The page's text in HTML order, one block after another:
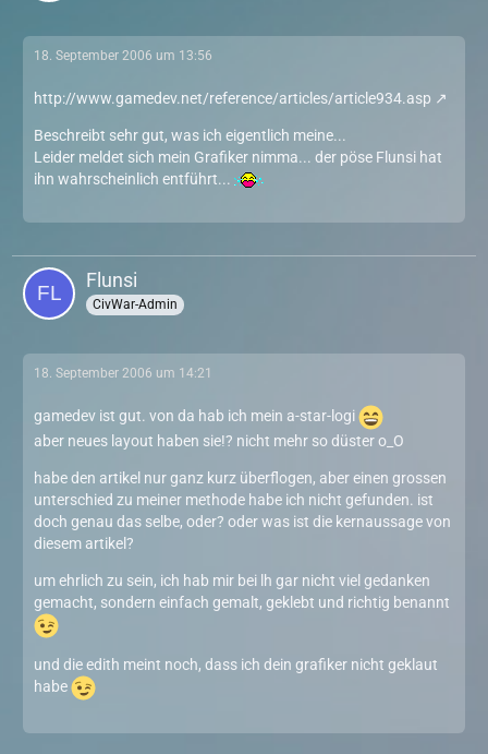
18. September 2006 um 13:56
http://www.gamedev.net/reference/articles/article934.asp
Beschreibt sehr gut, was ich eigentlich meine...
Leider meldet sich mein Grafiker nimma... der pöse Flunsi hat
ihn wahrscheinlich entführt...
Flunsi
CivWar-Admin
18. September 2006 um 14:21
gamedev ist gut. von da hab ich mein a-star-logi
aber neues layout haben sie!? nicht mehr so düster o_O
habe den artikel nur ganz kurz überflogen, aber einen grossen
unterschied zu meiner methode habe ich nicht gefunden. ist
doch genau das selbe, oder? oder was ist die kernaussage von
diesem artikel?
um ehrlich zu sein, ich hab mir bei lh gar nicht viel gedanken
gemacht, sondern einfach gemalt, geklebt und richtig benannt
und die edith meint noch, dass ich dein grafiker nicht geklaut
habe